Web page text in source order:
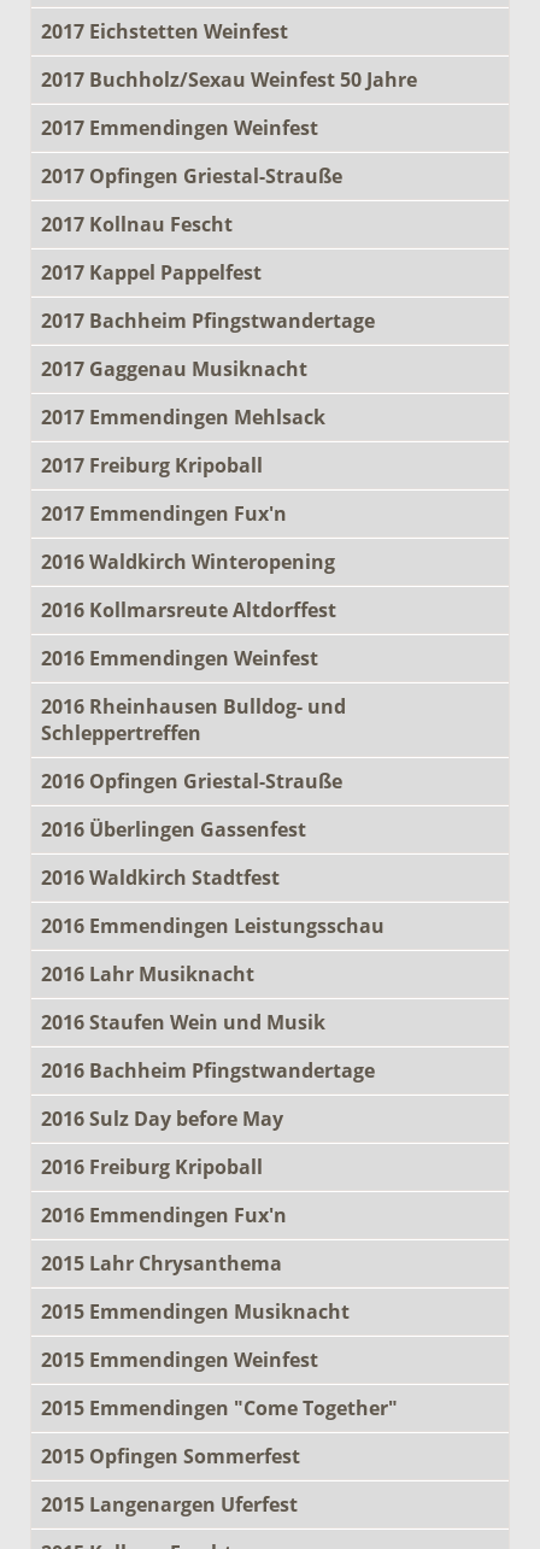
2017 Eichstetten Weinfest
2017 Buchholz/Sexau Weinfest 50 Jahre
2017 Emmendingen Weinfest
2017 Opfingen Griestal-Strauße
2017 Kollnau Fescht
2017 Kappel Pappelfest
2017 Bachheim Pfingstwandertage
2017 Gaggenau Musiknacht
2017 Emmendingen Mehlsack
2017 Freiburg Kripoball
2017 Emmendingen Fux'n
2016 Waldkirch Winteropening
2016 Kollmarsreute Altdorffest
2016 Emmendingen Weinfest
2016 Rheinhausen Bulldog- und
Schleppertreffen
2016 Opfingen Griestal-Strauße
2016 Überlingen Gassenfest
2016 Waldkirch Stadtfest
2016 Emmendingen Leistungsschau
2016 Lahr Musiknacht
2016 Staufen Wein und Musik
2016 Bachheim Pfingstwandertage
2016 Sulz Day before May
2016 Freiburg Kripoball
2016 Emmendingen Fux'n
2015 Lahr Chrysanthema
2015 Emmendingen Musiknacht
2015 Emmendingen Weinfest
2015 Emmendingen "Come Together"
2015 Opfingen Sommerfest
2015 Langenargen Uferfest